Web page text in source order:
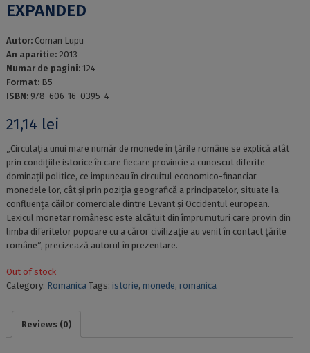
EXPANDED
Autor: Coman Lupu
An aparitie: 2013
Numar de pagini: 124
Format: B5
ISBN: 978-606-16-0395-4
21,14 lei
„Circulația unui mare număr de monede în țările române se explică atât
prin condițiile istorice în care fiecare provincie a cunoscut diferite
dominații politice, ce impuneau în circuitul economico-financiar
monedele lor, cât și prin poziția geografică a principatelor, situate la
confluența căilor comerciale dintre Levant și Occidentul european.
Lexicul monetar românesc este alcătuit din împrumuturi care provin din
limba diferitelor popoare cu a căror civilizație au venit în contact țările
române”, precizează autorul în prezentare.
Out of stock
Category: Romanica Tags: istorie, monede, romanica
Reviews (0)